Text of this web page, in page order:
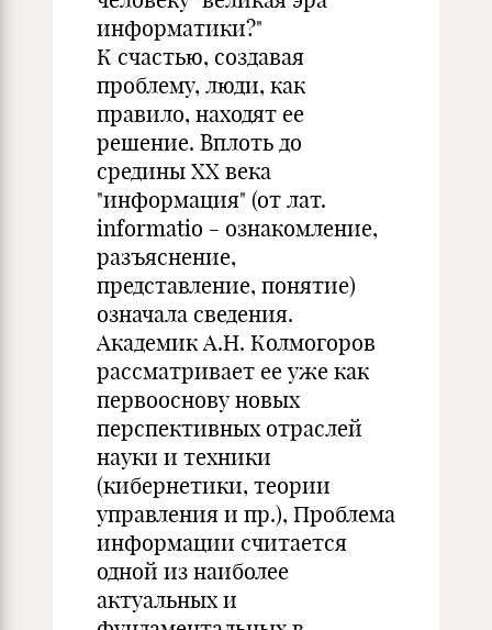
информатики?"
К счастью, создавая
проблему, люди, как
правило, находят ее
решение. Вплоть до
средины XX века
"информация" (от лат.
informatio - ознакомление,
разъяснение,
представление, понятие)
означала сведения.
Академик А.Н. Колмогоров
рассматривает ее уже как
первооснову новых
перспективных отраслей
науки и техники
(кибернетики, теории
управления и пр.), Проблема
информации считается
одной из наиболее
актуальных и